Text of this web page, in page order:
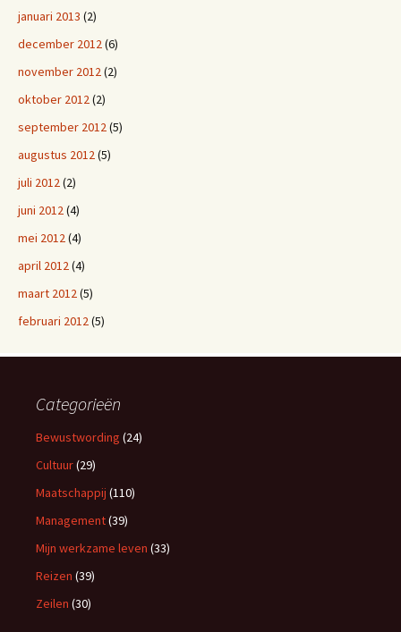
januari 2013 (2)
december 2012(6)
november 2012(2)
oktober 2012(2)
september 2012(5)
augustus 2012(5)
juli 2012(2)
juni 2012(4)
mei 2012(4)
april 2012(4)
maart 2012(5)
februari 2012(5)
Categorieën
Bewustwording (24)
Cultuur(29)
Maatschappij (110)
Management(39)
Mijn werkzame leven (33)
Reizen (39)
Zeilen (30)